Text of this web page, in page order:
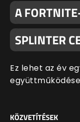
A
SPLINTER
Ez lehet az év
KÖZVETÍTÉSEK